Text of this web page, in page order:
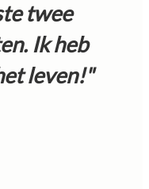
twee
Ik heb
leven!"